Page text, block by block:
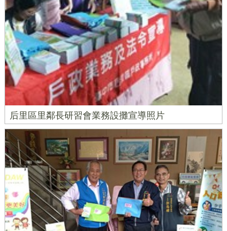
后里區里鄰長研習會業務設攤宣導照片